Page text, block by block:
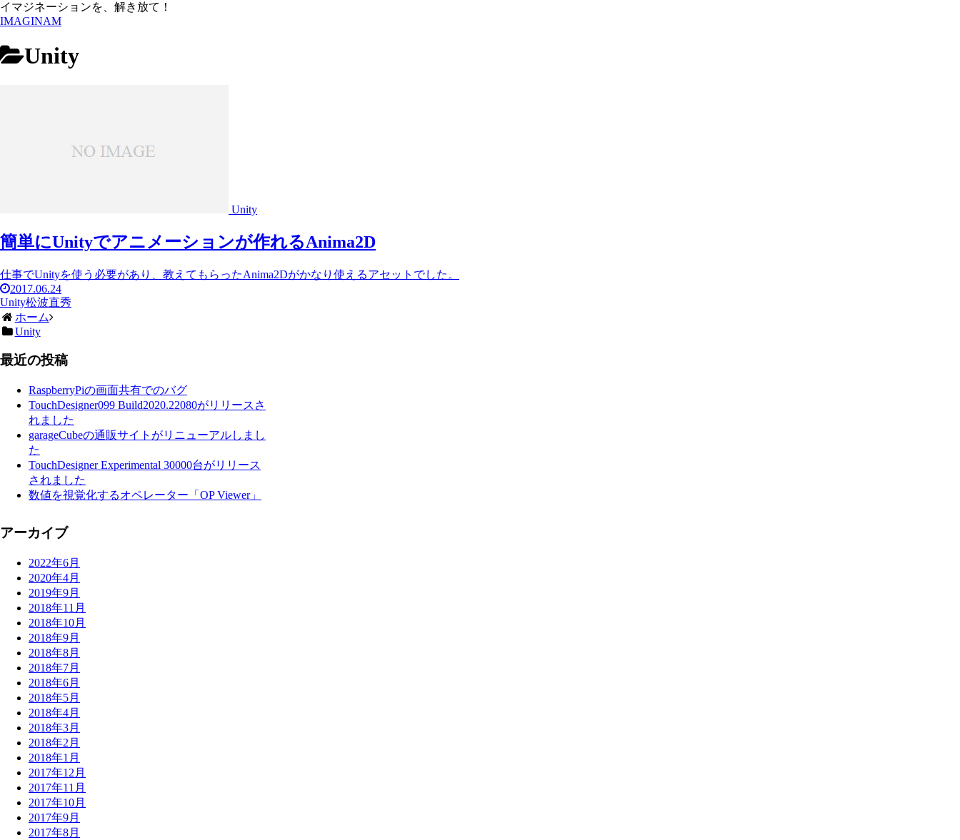
イマジネーションを、解き放て！
IMAGINAM
Unity
Unity
簡単にUnityでアニメーションが作れるAnima2D
仕事でUnityを使う必要があり、教えてもらったAnima2Dがかなり使えるアセットでした。
2017.06.24
Unity松波直秀
ホーム
Unity
最近の投稿
RaspberryPiの画面共有でのバグ
TouchDesigner099 Build2020.22080がリリースさ
れました
garageCubeの通販サイトがリニューアルしまし
た
TouchDesigner Experimental 30000台がリリース
されました
数値を視覚化するオペレーター「OP Viewer」
アーカイブ
2022年6月
2020年4月
2019年9月
2018年11月
2018年10月
2018年9月
2018年8月
2018年7月
2018年6月
2018年5月
2018年4月
2018年3月
2018年2月
2018年1月
2017年12月
2017年11月
2017年10月
2017年9月
2017年8月